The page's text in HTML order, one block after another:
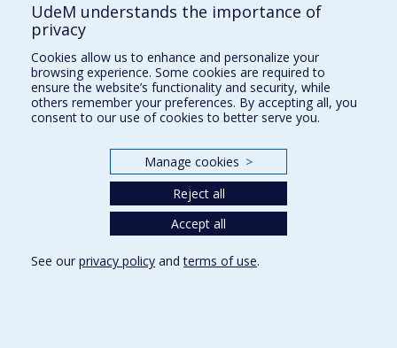
Faculté de médecine - Département de
Denis Roy
Faculté de médecine - Département de
médecine
Cardiovascular System
Denis A. Roy
École de santé publique - Département de
Community health; Preventive medicine
UdeM understands the importance of
privacy
Cookies allow us to enhance and personalize your
browsing experience. Some cookies are required to
ensure the website’s functionality and security, while
others remember your preferences. By accepting all, you
consent to our use of cookies to better serve you.
Manage cookies >
Reject all
Accept all
See our privacy policy andterms of use.